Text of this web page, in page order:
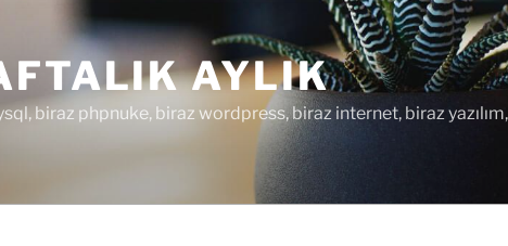
AYLIK
biraz phpnuke, biraz wordpress, biraz internet, biraz